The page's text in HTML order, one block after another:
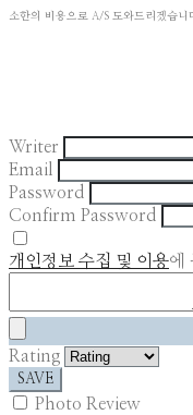
소한의 비용으로 A/S 도와드리겠습니
Writer
Email
Password
Confirm Password
개인정보 수집 및 이용에
Rating
SAVE
Photo Review